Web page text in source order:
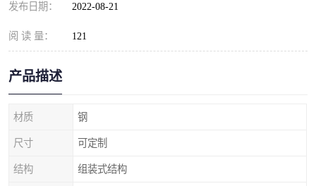
发布日期： 2022-08-21
阅 读 量： 121
产品描述
材质 钢
尺寸 可定制
结构 组装式结构